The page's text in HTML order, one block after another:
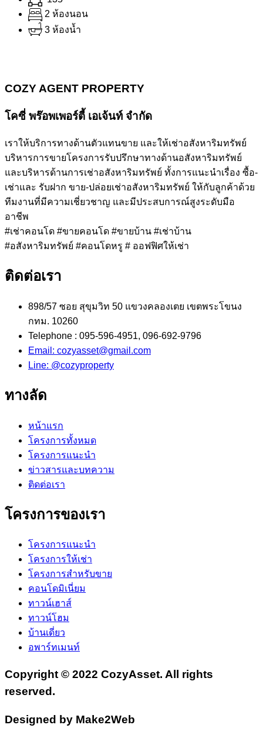
2 ห้องนอน
3 ห้องน้ำ
COZY AGENT PROPERTY
โคซี่ พร๊อพเพอร์ตี้ เอเจ้นท์ จำกัด
เราให้บริการทางด้านตัวแทนขาย และให้เช่าอสังหาริมทรัพย์
บริหารการขายโครงการรับปรึกษาทางด้านอสังหาริมทรัพย์
และบริหารด้านการเช่าอสังหาริมทรัพย์ ทั้งการแนะนำเรื่อง ซื้อ-
เช่าและ รับฝาก ขาย-ปล่อยเช่าอสังหาริมทรัพย์ ให้กับลูกค้าด้วย
ทีมงานที่มีความเชี่ยวชาญ และมีประสบการณ์สูงระดับมือ
อาชีพ
#เช่าคอนโด #ขายคอนโด #ขายบ้าน #เช่าบ้าน
#อสังหาริมทรัพย์ #คอนโดหรู # ออฟฟิศให้เช่า
ติดต่อเรา
898/57 ซอย สุขุมวิท 50 แขวงคลองเตย เขตพระโขนง
กทม. 10260
Telephone : 095-596-4951, 096-692-9796
Email: cozyasset@gmail.com
Line: @cozyproperty
ทางลัด
หน้าแรก
โครงการทั้งหมด
โครงการแนะนำ
ข่าวสารและบทความ
ติดต่อเรา
โครงการของเรา
โครงการแนะนำ
โครงการให้เช่า
โครงการสำหรับขาย
คอนโดมิเนี่ยม
ทาวน์เฮาส์
ทาวน์โฮม
บ้านเดี่ยว
อพาร์ทเมนท์
Copyright © 2022 CozyAsset. All rights
reserved.
Designed by Make2Web